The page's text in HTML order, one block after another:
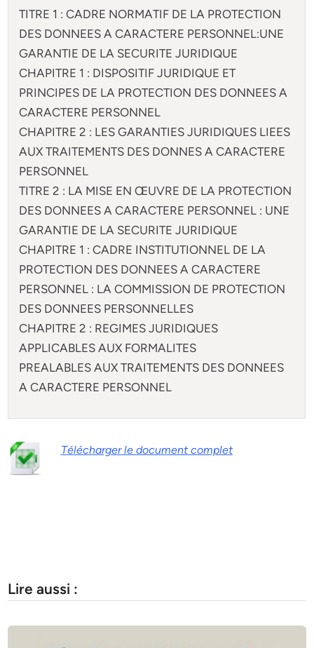
TITRE 1 : CADRE NORMATIF DE LA PROTECTION
DES DONNEES A CARACTERE PERSONNEL:UNE
GARANTIE DE LA SECURITE JURIDIQUE
CHAPITRE 1 : DISPOSITIF JURIDIQUE ET
PRINCIPES DE LA PROTECTION DES DONNEES A
CARACTERE PERSONNEL
CHAPITRE 2 : LES GARANTIES JURIDIQUES LIEES
AUX TRAITEMENTS DES DONNES A CARACTERE
PERSONNEL
TITRE 2 : LA MISE EN ŒUVRE DE LA PROTECTION
DES DONNEES A CARACTERE PERSONNEL : UNE
GARANTIE DE LA SECURITE JURIDIQUE
CHAPITRE 1 : CADRE INSTITUTIONNEL DE LA
PROTECTION DES DONNEES A CARACTERE
PERSONNEL : LA COMMISSION DE PROTECTION
DES DONNEES PERSONNELLES
CHAPITRE 2 : REGIMES JURIDIQUES
APPLICABLES AUX FORMALITES
PREALABLES AUX TRAITEMENTS DES DONNEES
A CARACTERE PERSONNEL
Télécharger le document complet
Lire aussi :